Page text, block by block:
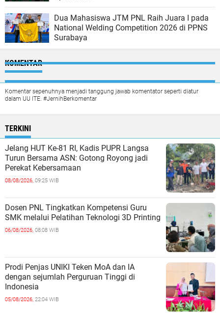
Dua Mahasiswa JTM PNL Raih Juara I pada
National Welding Competition 2026 di PPNS
Surabaya
KOMENTAR
Komentar sepenuhnya menjadi tanggung jawab komentator seperti diatur
dalam UU ITE. #JernihBerkomentar
TERKINI
Jelang HUT Ke-81 RI, Kadis PUPR Langsa
Turun Bersama ASN: Gotong Royong jadi
Perekat Kebersamaan
08/08/2026, 09:25 WIB
Dosen PNL Tingkatkan Kompetensi Guru
SMK melalui Pelatihan Teknologi 3D Printing
06/08/2026, 08:08 WIB
Prodi Penjas UNIKI Teken MoA dan IA
dengan sejumlah Perguruan Tinggi di
Indonesia
05/08/2026, 22:04 WIB